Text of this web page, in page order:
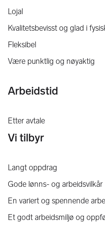
Lojal
Kvalitetsbevisst og glad i
Fleksibel
Være punktlig og nøyaktig
Arbeidstid
Etter avtale
Vi tilbyr
Langt oppdrag
Gode lønns- og arbeidsvilkår
En variert og spennende
Et godt arbeidsmiljø og